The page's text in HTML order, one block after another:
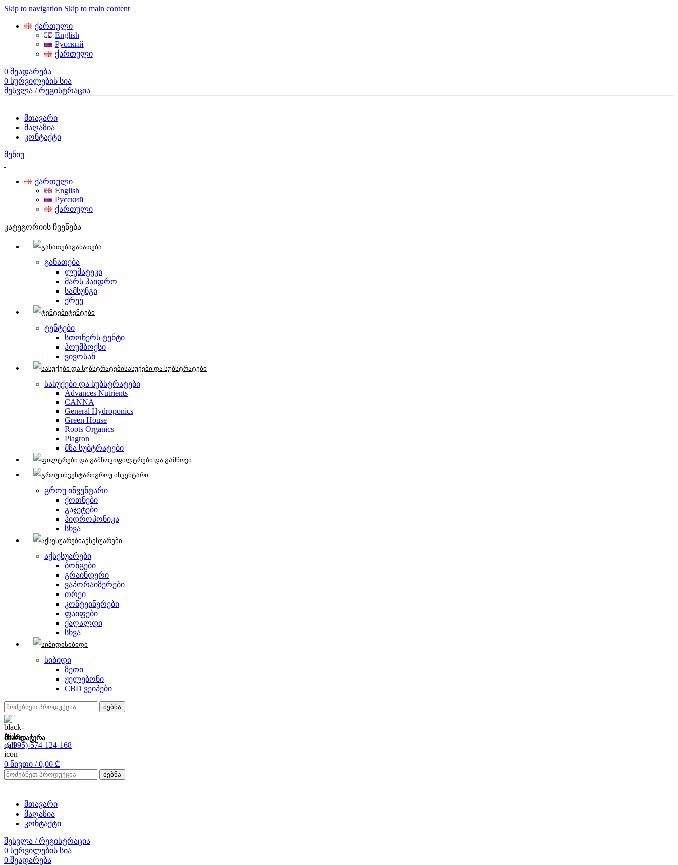
Skip to navigation Skip to main content
ქართული
English
Русский
ქართული
0 შეადარება
0 სურვილების სია
შესვლა / რეგისტრაცია
მთავარი
მაღაზია
კონტაქტი
მენიუ
ქართული
English
Русский
ქართული
კატეგორიის ჩვენება
განათება
განათება
ლუმატეკი
მარს ჰაიდრო
სამსუნგი
ქრეე
ტენტები
ტენტები
სთონერს ტენტი
ჰოუმბოქსი
ვივოსან
სასუქები და სუბსტრატები
სასუქები და სუბსტრატები
Advances Nutrients
CANNA
General Hydroponics
Green House
Roots Organics
Plagron
მზა სუბტრატები
ფილტრები და გამწოვი
გროუ ინვენტარი
გროუ ინვენტარი
ქოთნები
გაჯეტები
ჰიდროპონიკა
სხვა
აქსესუარები
აქსესუარები
ბონგები
გრაინდერი
ვაპორაიზერები
თრეი
კონტეინერები
ფაიფები
ქაღალდი
სხვა
სიბიდი
სიბიდი
ზეთი
ჟელებონი
CBD ვეიპები
ძებნა
მხარდაჭერა
(+995)-574-124-168
0 ნივთი / 0,00 ₾
ძებნა
მთავარი
მაღაზია
კონტაქტი
შესვლა / რეგისტრაცია
0 სურვილების სია
0 შეადარება